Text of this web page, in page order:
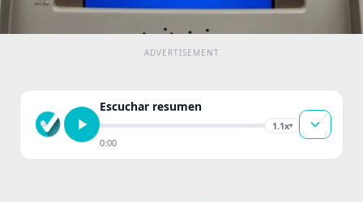
Escuchar resumen
1.1x▾
0:00